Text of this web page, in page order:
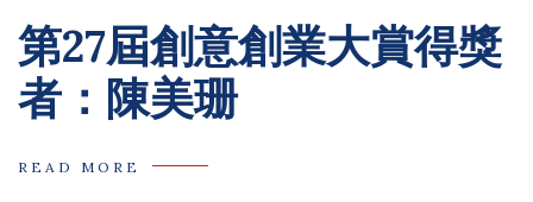
第27屆創意創業大賞得獎
者：陳美珊
READ MORE